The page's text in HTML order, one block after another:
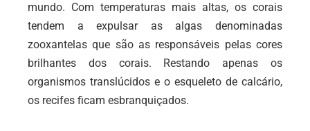
mundo. Com temperaturas mais altas, os corais
tendem a expulsar as algas denominadas
zooxantelas que são as responsáveis pelas cores
brilhantes dos corais. Restando apenas os
organismos translúcidos e o esqueleto de calcário,
os recifes ficam esbranquiçados.